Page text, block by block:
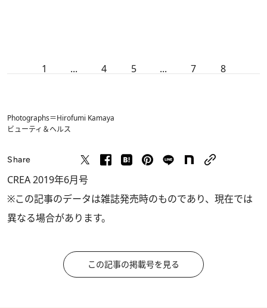
1 ... 4 5 ... 7 8
Photographs＝Hirofumi Kamaya
ビューティ＆ヘルス
Share
CREA 2019年6月号
※この記事のデータは雑誌発売時のものであり、現在では
異なる場合があります。
この記事の掲載号を見る